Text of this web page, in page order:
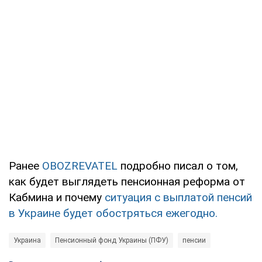
Ранее OBOZREVATEL подробно писал о том,
как будет выглядеть пенсионная реформа от
Кабмина и почему ситуация с выплатой пенсий
в Украине будет обостряться ежегодно.
Украина Пенсионный фонд Украины (ПФУ) пенсии